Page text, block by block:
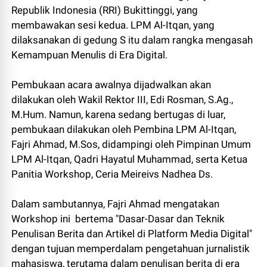
Republik Indonesia (RRI) Bukittinggi, yang
membawakan sesi kedua. LPM Al-Itqan, yang
dilaksanakan di gedung S itu dalam rangka mengasah
Kemampuan Menulis di Era Digital.
Pembukaan acara awalnya dijadwalkan akan
dilakukan oleh Wakil Rektor III, Edi Rosman, S.Ag.,
M.Hum. Namun, karena sedang bertugas di luar,
pembukaan dilakukan oleh Pembina LPM Al-Itqan,
Fajri Ahmad, M.Sos, didampingi oleh Pimpinan Umum
LPM Al-Itqan, Qadri Hayatul Muhammad, serta Ketua
Panitia Workshop, Ceria Meireivs Nadhea Ds.
Dalam sambutannya, Fajri Ahmad mengatakan
Workshop ini bertema "Dasar-Dasar dan Teknik
Penulisan Berita dan Artikel di Platform Media Digital"
dengan tujuan memperdalam pengetahuan jurnalistik
mahasiswa, terutama dalam penulisan berita di era